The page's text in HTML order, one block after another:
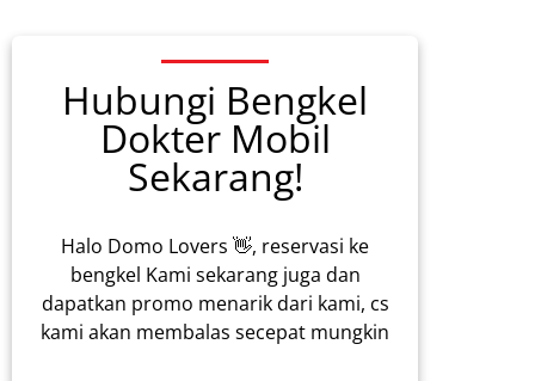
Hubungi Bengkel
Dokter Mobil
Sekarang!
Halo Domo Lovers 👋, reservasi ke
bengkel Kami sekarang juga dan
dapatkan promo menarik dari kami, cs
kami akan membalas secepat mungkin